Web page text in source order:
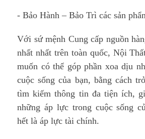
- Bảo Hành – Bảo Trì các sản
Với sứ mệnh Cung cấp nguồn
nhất nhất trên toàn quốc, Nội
muốn có thể góp phần xoa dịu
cuộc sống của bạn, bằng cách
tìm kiếm thông tin đa tiện ích,
những áp lực trong cuộc sống
hết là áp lực tài chính.